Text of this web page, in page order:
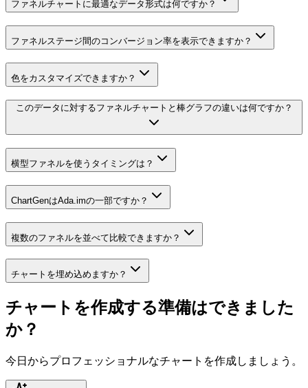
ファネルチャートに最適なデータ形式は何ですか？
ファネルステージ間のコンバージョン率を表示できますか？
色をカスタマイズできますか？
このデータに対するファネルチャートと棒グラフの違いは何ですか？
横型ファネルを使うタイミングは？
ChartGenはAda.imの一部ですか？
複数のファネルを並べて比較できますか？
チャートを埋め込めますか？
チャートを作成する準備はできました
か？
今日からプロフェッショナルなチャートを作成しましょう。